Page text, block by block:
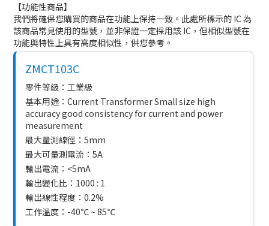
【功能性商品】
我們將確保您購買的商品在功能上保持一致。此處所標示的 IC 為
該商品常見使用的型號，並非保證一定採用該 IC，但相似型號在
功能與特性上具有高度相似性，供您參考。
ZMCT103C
零件等級：工業級
基本用途：Current Transformer Small size high
accuracy good consistency for current and power
measurement
最大量測線徑：5mm
最大可量測電流：5A
輸出電流：<5mA
輸出變化比：1000 : 1
輸出線性程度：0.2%
工作溫度：-40℃ ~ 85℃